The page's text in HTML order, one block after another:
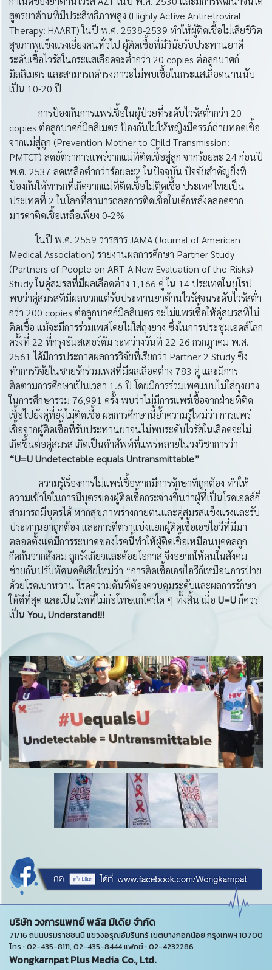
สูตรยาต้านที่มีประสิทธิภาพสูง (Highly Active Antiretroviral
Therapy: HAART) ในปี พ.ศ. 2538-2539 ทำให้ผู้ติดเชื้อไม่เสียชีวิต
สุขภาพแข็งแรงเยี่ยงคนทั่วไป ผู้ติดเชื้อที่มีวินัยรับประทานยาดี
ระดับเชื้อไวรัสในกระแสเลือดจะต่ำกว่า 20 copies ต่อลูกบาศก์
มิลลิเมตร และสามารถดำรงภาวะไม่พบเชื้อในกระแสเลือดนานนับ
เป็น 10-20 ปี
การป้องกันการแพร่เชื้อในผู้ป่วยที่ระดับไวรัสต่ำกว่า 20
copies ต่อลูกบาศก์มิลลิเมตร ป้องกันไม่ให้หญิงมีครรภ์ถ่ายทอดเชื้อ
จากแม่สู่ลูก (Prevention Mother to Child Transmission:
PMTCT) ลดอัตราการแพร่จากแม่ที่ติดเชื้อสู่ลูก จากร้อยละ 24 ก่อนปี
พ.ศ. 2537 ลดเหลือต่ำกว่าร้อยละ2 ในปัจจุบัน ปัจจัยสำคัญยิ่งที่
ป้องกันให้ทารกที่เกิดจากแม่ที่ติดเชื้อไม่ติดเชื้อ ประเทศไทยเป็น
ประเทศที่ 2 ในโลกที่สามารถลดการติดเชื้อในเด็กหลังคลอดจาก
มารดาติดเชื้อเหลือเพียง 0-2%
ในปี พ.ศ. 2559 วารสาร JAMA (Journal of American
Medical Association) รายงานผลการศึกษา Partner Study
(Partners of People on ART-A New Evaluation of the Risks)
Study ในคู่สมรสที่มีผลเลือดต่าง 1,166 คู่ ใน 14 ประเทศในยุโรป
พบว่าคู่สมรสที่มีผลบวกแต่รับประทานยาต้านไวรัสจนระดับไวรัสต่ำ
กว่า 200 copies ต่อลูกบาศก์มิลลิเมตร จะไม่แพร่เชื้อให้คู่สมรสที่ไม่
ติดเชื้อ แม้จะมีการร่วมเพศโดยไม่ใส่ถุงยาง ซึ่งในการประชุมเอดส์โลก
ครั้งที่ 22 ที่กรุงอัมสเตอร์ดัม ระหว่างวันที่ 22-26 กรกฎาคม พ.ศ.
2561 ได้มีการประกาศผลการวิจัยที่เรียกว่า Partner 2 Study ซึ่ง
ทำการวิจัยในชายรักร่วมเพศที่มีผลเลือดต่าง 783 คู่ และมีการ
ติดตามการศึกษาเป็นเวลา 1.6 ปี โดยมีการร่วมเพศแบบไม่ใส่ถุงยาง
ในการศึกษารวม 76,991 ครั้ง พบว่าไม่มีการแพร่เชื้อจากฝ่ายที่ติด
เชื้อไปยังคู่ที่ยังไม่ติดเชื้อ ผลการศึกษานี้ย้ำความรู้ใหม่ว่า การแพร่
เชื้อจากผู้ติดเชื้อที่รับประทานยาจนไม่พบระดับไวรัสในเลือดจะไม่
เกิดขึ้นต่อคู่สมรส เกิดเป็นคำศัพท์ที่แพร่หลายในวงวิชาการว่า
“U=U Undetectable equals Untransmittable”
ความรู้เรื่องการไม่แพร่เชื้อหากมีการรักษาที่ถูกต้อง ทำให้
ความเข้าใจในการมีบุตรของผู้ติดเชื้อกระจ่างขึ้นว่าผู้ที่เป็นโรคเอดส์ก็
สามารถมีบุตรได้ หากสุขภาพร่างกายตนและคู่สมรสแข็งแรงและรับ
ประทานยาถูกต้อง และการตีตราแบ่งแยกผู้ติดเชื้อเอชไอวีที่มีมา
ตลอดตั้งแต่มีการระบาดของโรคนี้ทำให้ผู้ติดเชื้อเหมือนบุคคลถูก
กีดกันจากสังคม ถูกรังเกียจและด้อยโอกาส จึงอยากให้คนในสังคม
ช่วยกันปรับทัศนคติเสียใหม่ว่า “การติดเชื้อเอชไอวีก็เหมือนการป่วย
ด้วยโรคเบาหวาน โรคความดันที่ต้องควบคุมระดับและผลการรักษา
ให้ดีที่สุด และเป็นโรคที่ไม่ก่อโทษแก่ใครใด ๆ ทั้งสิ้น เมื่อ U=Uก็ควร
เป็น You, Understand!!!
บริษัท วงการแพทย์ พลัส มีเดีย จำกัด
71/16 ถนนบรมราชชนนี แขวงอรุณอัมรินทร์ เขตบางกอกน้อย กรุงเทพฯ 10700
โทร : 02-435-8111, 02-435-8444 แฟกซ์ : 02-4232286
Wongkarnpat Plus Media Co., Ltd.